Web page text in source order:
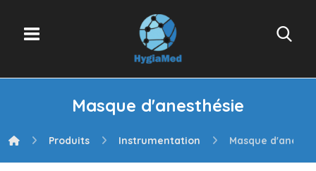
Masque d'anesthésie
Produits Instrumentation Masque